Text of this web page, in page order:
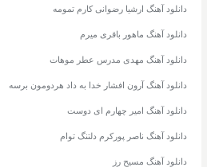
دانلود آهنگ ارشیا رضوانی کارم تمومه
دانلود آهنگ ماهور باقری میرم
دانلود آهنگ مهدی مدرس عطر موهات
دانلود آهنگ آرون افشار خدا به داد هردومون برسه
دانلود آهنگ امیر چهارم ای دوست
دانلود آهنگ ناصر پورکرم دلتنگ توام
دانلود آهنگ مسیح رز